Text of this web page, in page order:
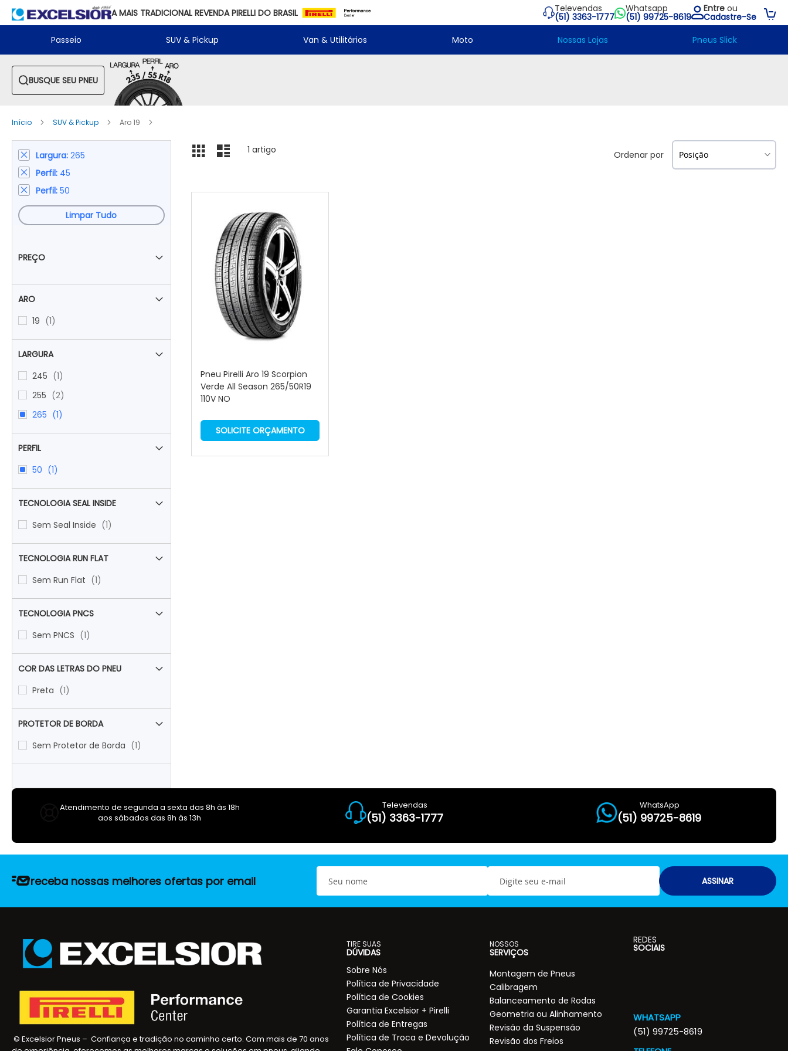
A MAIS TRADICIONAL REVENDA PIRELLI DO BRASIL Televendas
(51) 3363-1777
Whatsapp
(51) 99725-8619
Entre ou
Cadastre-Se
Passeio SUV & Pickup Van & Utilitários Moto Nossas Lojas Pneus Slick
BUSQUE SEU PNEU
Início SUV & Pickup Aro 19
Ver
como
GradeLista 1 artigo Ordenar por
Pneu Pirelli Aro 19 Scorpion
Verde All Season 265/50R19
110V NO
SOLICITE ORÇAMENTO
Largura 265
Remover
este
Item
Perfil 45
Remover
este
Item
Perfil 50
Remover
este
Limpar Tudo
PREÇO
ARO
19
1item
LARGURA
245
1item
255
2items
265
1item
PERFIL
50
1item
TECNOLOGIA SEAL INSIDE
Sem Seal Inside
1item
TECNOLOGIA RUN FLAT
Sem Run Flat
1item
TECNOLOGIA PNCS
Sem PNCS
1item
COR DAS LETRAS DO PNEU
Preta
1item
PROTETOR DE BORDA
Sem Protetor de Borda
1item
Atendimento de segunda a sexta das 8h às 18h
aos sábados das 8h às 13h
Televendas
(51) 3363-1777
WhatsApp
(51) 99725-8619
receba nossas melhores ofertas por email
S
u
n
E
m
a
ASSINAR
© Excelsior Pneus – Confiança e tradição no caminho certo. Com mais de 70 anos
TIRE SUAS
DÚVIDAS
Sobre Nós
Política de Privacidade
Política de Cookies
Garantia Excelsior + Pirelli
Política de Entregas
Política de Troca e Devolução
NOSSOS
SERVIÇOS
Montagem de Pneus
Calibragem
Balanceamento de Rodas
Geometria ou Alinhamento
Revisão da Suspensão
Revisão dos Freios
REDES
SOCIAIS
WHATSAPP
(51) 99725-8619